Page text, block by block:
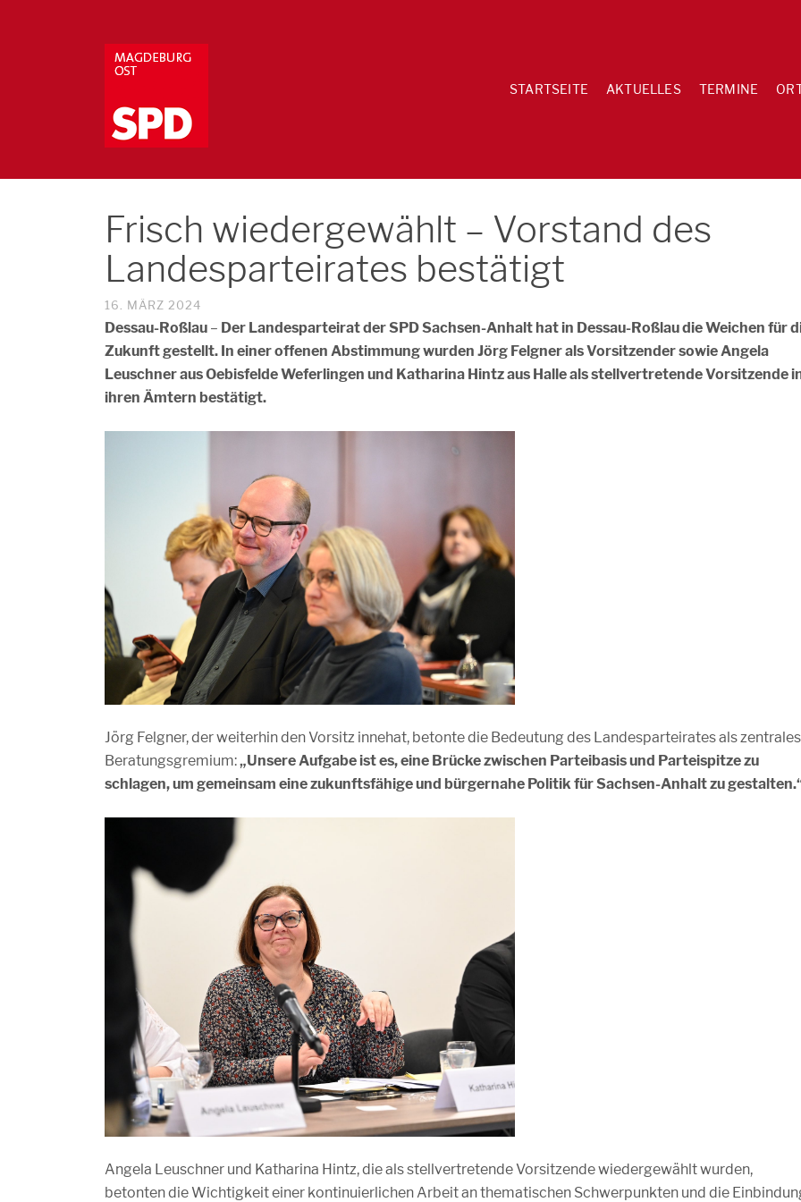
STARTSEITE AKTUELLES TERMINE
Frisch wiedergewählt – Vorstand des
Landesparteirates bestätigt
16. MÄRZ 2024
Dessau-Roßlau – Der Landesparteirat der SPD Sachsen-Anhalt hat in Dessau-Roßlau die Weichen für
Zukunft gestellt. In einer offenen Abstimmung wurden Jörg Felgner als Vorsitzender sowie Angela
Leuschner aus Oebisfelde Weferlingen und Katharina Hintz aus Halle als stellvertretende Vorsitzende
ihren Ämtern bestätigt.
Jörg Felgner, der weiterhin den Vorsitz innehat, betonte die Bedeutung des Landesparteirates als zentrales
Beratungsgremium:„Unsere Aufgabe ist es, eine Brücke zwischen Parteibasis und Parteispitze zu
schlagen, um gemeinsam eine zukunftsfähige und bürgernahe Politik für Sachsen-Anhalt zu
Angela Leuschner und Katharina Hintz, die als stellvertretende Vorsitzende wiedergewählt wurden,
betonten die Wichtigkeit einer kontinuierlichen Arbeit an thematischen Schwerpunkten und die